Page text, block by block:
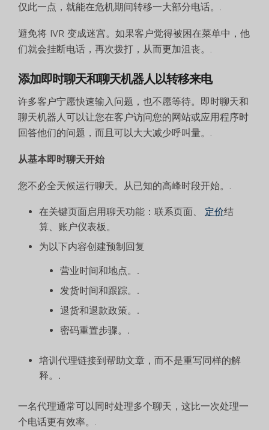
仅此一点，就能在危机期间转移一大部分电话。.
避免将 IVR 变成迷宫。如果客户觉得被困在菜单中，他
们就会挂断电话，再次拨打，从而更加沮丧。.
添加即时聊天和聊天机器人以转移来电
许多客户宁愿快速输入问题，也不愿等待。即时聊天和
聊天机器人可以让您在客户访问您的网站或应用程序时
回答他们的问题，而且可以大大减少呼叫量。.
从基本即时聊天开始
您不必全天候运行聊天。从已知的高峰时段开始。.
在关键页面启用聊天功能：联系页面、 定价结
算、账户仪表板。
为以下内容创建预制回复
营业时间和地点。.
发货时间和跟踪。.
退货和退款政策。.
密码重置步骤。.
培训代理链接到帮助文章，而不是重写同样的解
释。.
一名代理通常可以同时处理多个聊天，这比一次处理一
个电话更有效率。.